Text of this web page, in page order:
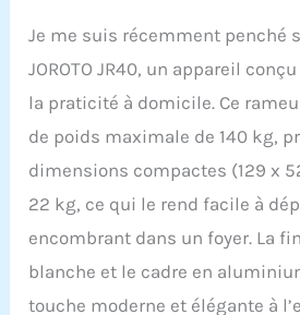
【CONSTRUCTION ROBUSTE ET
rameur JR40 est équipé d'un
coulissement de précision et
résistance magnétique avec
réduction du bruit pour
environnement
Malgré sa taille compacte, le
de conception robuste et peut
poids d'utilisateur allant
L'appareil est fabriqué avec
haute qualité afin de garantir
durée de vie. 【ADJUSTIBLE
MAGNÉTIQUE】Le JR40 est
Je me suis récemment penché
JOROTO JR40, un appareil
la praticité à domicile. Ce
de poids maximale de 140 kg,
dimensions compactes (129 x
22 kg, ce qui le rend facile à
encombrant dans un foyer. La
blanche et le cadre en
touche moderne et élégante à